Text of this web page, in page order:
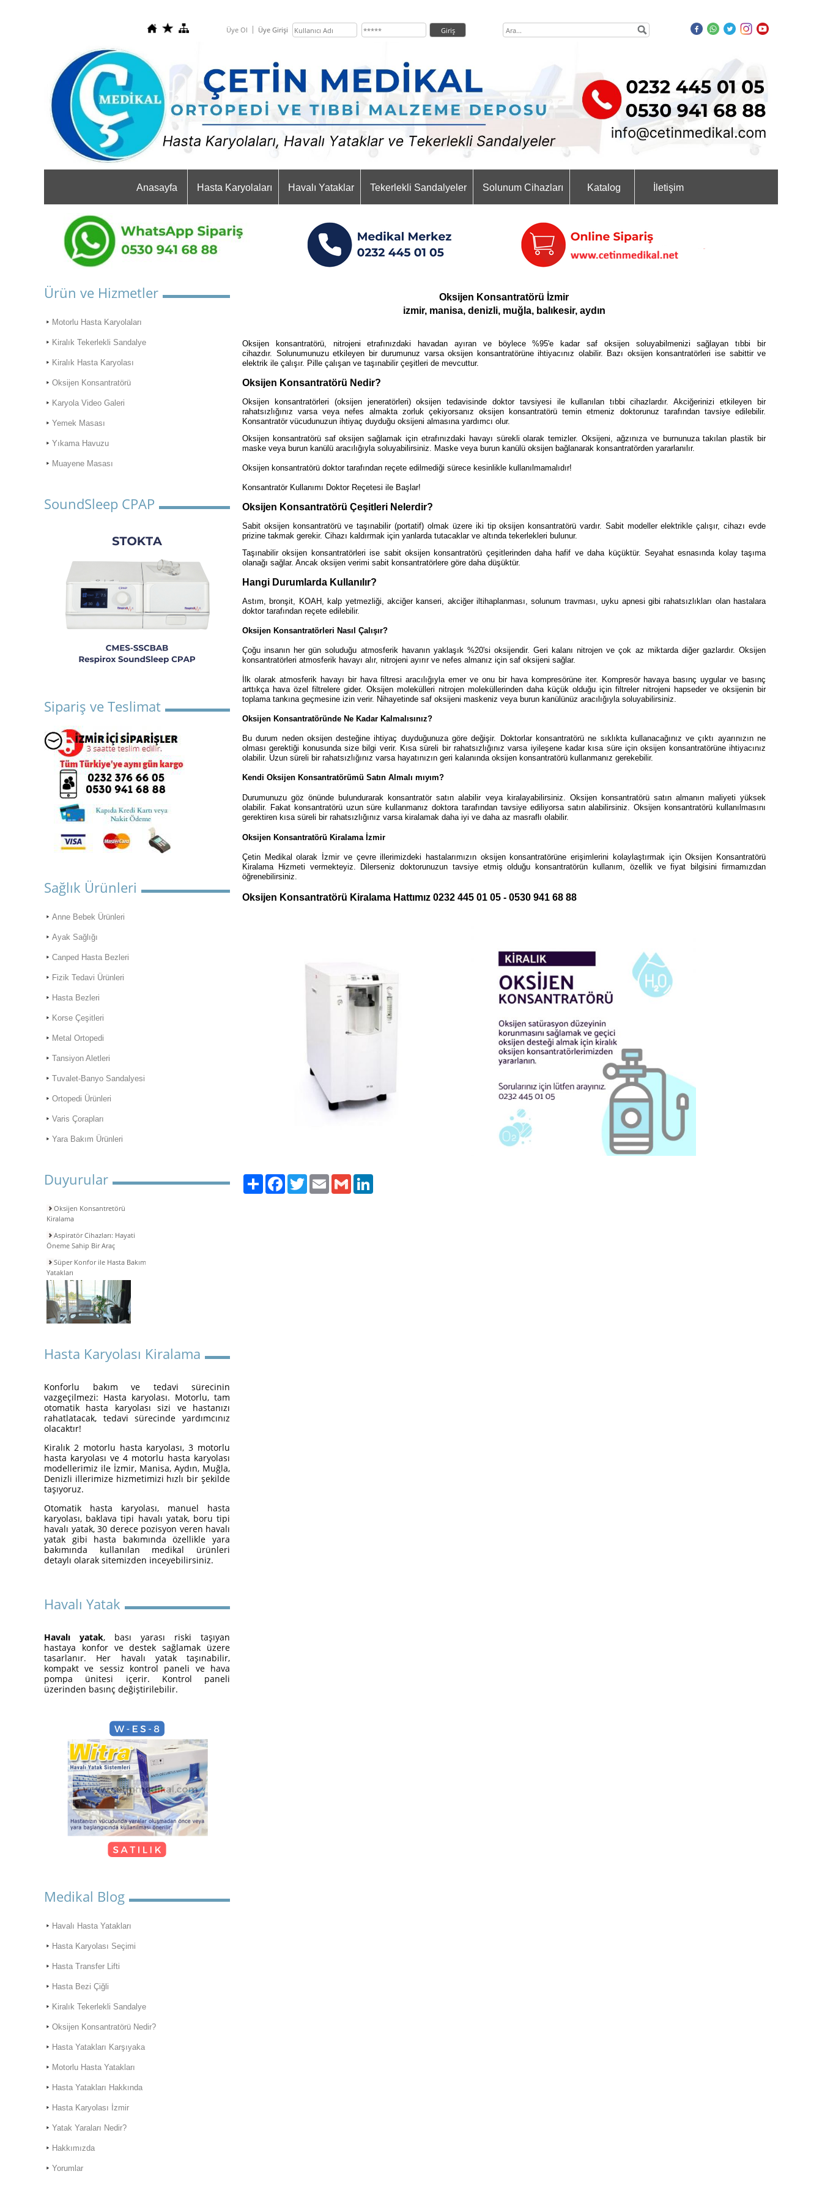
Üye Ol Üye Girişi
Anasayfa Hasta Karyolaları Havalı Yataklar Tekerlekli Sandalyeler Solunum Cihazları Katalog İletişim
Ürün ve Hizmetler
Motorlu Hasta Karyolaları
Kiralık Tekerlekli Sandalye
Kiralık Hasta Karyolası
Oksijen Konsantratörü
Karyola Video Galeri
Yemek Masası
Yıkama Havuzu
Muayene Masası
SoundSleep CPAP
Sipariş ve Teslimat
Sağlık Ürünleri
Anne Bebek Ürünleri
Ayak Sağlığı
Canped Hasta Bezleri
Fizik Tedavi Ürünleri
Hasta Bezleri
Korse Çeşitleri
Metal Ortopedi
Tansiyon Aletleri
Tuvalet-Banyo Sandalyesi
Ortopedi Ürünleri
Varis Çorapları
Yara Bakım Ürünleri
Duyurular
ONLİNE ALIŞVERİŞ
MAĞAZAMIZ
Kiralama
Öneme Sahip Bir Araç
Yatakları
İzmir Konak Hasta Yatağı
Kurulumları Devam Ediyor
Hasta Karyolası ve Havalı
Yatak Nasıl Kurulur?
Hasta Karyolası Güzelbahçe
KİRALIK TEKERLEKLİ
SANDALYE
Kiralık Hasta Karyolası
Bostanlı
Bornova'da
Hasta Karyolası Muğla
Hizmeti
Hasta Karyolası Kiralama
Konforlu bakım ve tedavi sürecinin
vazgeçilmezi: Hasta karyolası. Motorlu, tam
otomatik hasta karyolası sizi ve hastanızı
rahatlatacak, tedavi sürecinde yardımcınız
olacaktır!
Kiralık 2 motorlu hasta karyolası, 3 motorlu
hasta karyolası ve 4 motorlu hasta karyolası
modellerimiz ile İzmir, Manisa, Aydın, Muğla,
Denizli illerimize hizmetimizi hızlı bir şekilde
taşıyoruz.
Otomatik hasta karyolası, manuel hasta
karyolası, baklava tipi havalı yatak, boru tipi
havalı yatak, 30 derece pozisyon veren havalı
yatak gibi hasta bakımında özellikle yara
bakımında kullanılan medikal ürünleri
detaylı olarak sitemizden inceyebilirsiniz.
Havalı Yatak
Havalı yatak, bası yarası riski taşıyan
hastaya konfor ve destek sağlamak üzere
tasarlanır. Her havalı yatak taşınabilir,
kompakt ve sessiz kontrol paneli ve hava
pompa ünitesi içerir. Kontrol paneli
üzerinden basınç değiştirilebilir.
Medikal Blog
Havalı Hasta Yatakları
Hasta Karyolası Seçimi
Hasta Transfer Lifti
Hasta Bezi Çiğli
Kiralık Tekerlekli Sandalye
Oksijen Konsantratörü Nedir?
Hasta Yatakları Karşıyaka
Motorlu Hasta Yatakları
Hasta Yatakları Hakkında
Hasta Karyolası İzmir
Yatak Yaraları Nedir?
Hakkımızda
Yorumlar
Oksijen Konsantratörü İzmir
izmir, manisa, denizli, muğla, balıkesir, aydın
Oksijen konsantratörü, nitrojeni etrafınızdaki havadan ayıran ve böylece %95'e kadar saf oksijen soluyabilmenizi sağlayan tıbbi bir
cihazdır. Solunumunuzu etkileyen bir durumunuz varsa oksijen konsantratörüne ihtiyacınız olabilir. Bazı oksijen konsantratörleri ise sabittir ve
elektrik ile çalışır. Pille çalışan ve taşınabilir çeşitleri de mevcuttur.
Oksijen Konsantratörü Nedir?
Oksijen konsantratörleri (oksijen jeneratörleri) oksijen tedavisinde doktor tavsiyesi ile kullanılan tıbbi cihazlardır. Akciğerinizi etkileyen bir
rahatsızlığınız varsa veya nefes almakta zorluk çekiyorsanız oksijen konsantratörü temin etmeniz doktorunuz tarafından tavsiye edilebilir.
Konsantratör vücudunuzun ihtiyaç duyduğu oksijeni almasına yardımcı olur.
Oksijen konsantratörü saf oksijen sağlamak için etrafınızdaki havayı sürekli olarak temizler. Oksijeni, ağzınıza ve burnunuza takılan plastik bir
maske veya burun kanülü aracılığıyla soluyabilirsiniz. Maske veya burun kanülü oksijen bağlanarak konsantratörden yararlanılır.
Oksijen konsantratörü doktor tarafından reçete edilmediği sürece kesinlikle kullanılmamalıdır!
Konsantratör Kullanımı Doktor Reçetesi ile Başlar!
Oksijen Konsantratörü Çeşitleri Nelerdir?
Sabit oksijen konsantratörü ve taşınabilir (portatif) olmak üzere iki tip oksijen konsantratörü vardır. Sabit modeller elektrikle çalışır, cihazı evde
prizine takmak gerekir. Cihazı kaldırmak için yanlarda tutacaklar ve altında tekerlekleri bulunur.
Taşınabilir oksijen konsantratörleri ise sabit oksijen konsantratörü çeşitlerinden daha hafif ve daha küçüktür. Seyahat esnasında kolay taşıma
olanağı sağlar. Ancak oksijen verimi sabit konsantratörlere göre daha düşüktür.
Hangi Durumlarda Kullanılır?
Astım, bronşit, KOAH, kalp yetmezliği, akciğer kanseri, akciğer iltihaplanması, solunum travması, uyku apnesi gibi rahatsızlıkları olan hastalara
doktor tarafından reçete edilebilir.
Oksijen Konsantratörleri Nasıl Çalışır?
Çoğu insanın her gün soluduğu atmosferik havanın yaklaşık %20'si oksijendir. Geri kalanı nitrojen ve çok az miktarda diğer gazlardır. Oksijen
konsantratörleri atmosferik havayı alır, nitrojeni ayırır ve nefes almanız için saf oksijeni sağlar.
İlk olarak atmosferik havayı bir hava filtresi aracılığıyla emer ve onu bir hava kompresörüne iter. Kompresör havaya basınç uygular ve basınç
arttıkça hava özel filtrelere gider. Oksijen molekülleri nitrojen moleküllerinden daha küçük olduğu için filtreler nitrojeni hapseder ve oksijenin bir
toplama tankına geçmesine izin verir. Nihayetinde saf oksijeni maskeniz veya burun kanülünüz aracılığıyla soluyabilirsiniz.
Oksijen Konsantratöründe Ne Kadar Kalmalısınız?
Bu durum neden oksijen desteğine ihtiyaç duyduğunuza göre değişir. Doktorlar konsantratörü ne sıklıkta kullanacağınız ve çıktı ayarınızın ne
olması gerektiği konusunda size bilgi verir. Kısa süreli bir rahatsızlığınız varsa iyileşene kadar kısa süre için oksijen konsantratörüne ihtiyacınız
olabilir. Uzun süreli bir rahatsızlığınız varsa hayatınızın geri kalanında oksijen konsantratörü kullanmanız gerekebilir.
Kendi Oksijen Konsantratörümü Satın Almalı mıyım?
Durumunuzu göz önünde bulundurarak konsantratör satın alabilir veya kiralayabilirsiniz.
Oksijen konsantratörü satın almanın maliyeti yüksek
olabilir. Fakat konsantratörü uzun süre kullanmanız doktora tarafından tavsiye ediliyorsa satın alabilirsiniz.Oksijen konsantratörü kullanılmasını
gerektiren kısa süreli bir rahatsızlığınız varsa kiralamak daha iyi ve daha az masraflı olabilir.
Oksijen Konsantratörü Kiralama İzmir
Çetin Medikal olarak İzmir ve çevre illerimizdeki hastalarımızın oksijen konsantratörüne erişimlerini kolaylaştırmak için Oksijen Konsantratörü
Kiralama Hizmeti vermekteyiz. Dilerseniz doktorunuzun tavsiye etmiş olduğu konsantratörün kullanım, özellik ve fiyat bilgisini firmamızdan
öğrenebilirsiniz.
Oksijen Konsantratörü Kiralama Hattımız 0232 445 01 05 - 0530 941 68 88
Paylaş FacebookTwitter Email Gmail